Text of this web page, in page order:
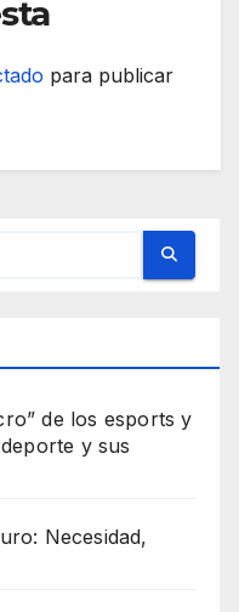
para publicar
de los esports y
y sus
Necesidad,